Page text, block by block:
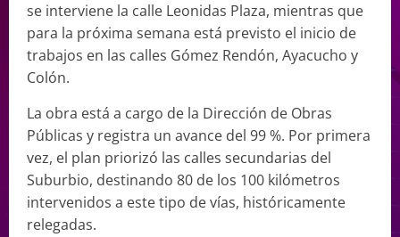
se interviene la calle Leonidas Plaza, mientras que
para la próxima semana está previsto el inicio de
trabajos en las calles Gómez Rendón, Ayacucho y
Colón.
La obra está a cargo de la Dirección de Obras
Públicas y registra un avance del 99 %. Por primera
vez, el plan priorizó las calles secundarias del
Suburbio, destinando 80 de los 100 kilómetros
intervenidos a este tipo de vías, históricamente
relegadas.